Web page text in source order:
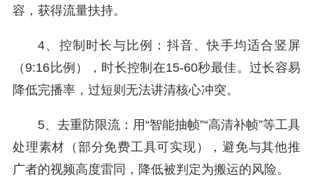
容，获得流量扶持。
4、控制时长与比例：抖音、快手均适合竖屏
（9:16比例），时长控制在15-60秒最佳。过长容易
降低完播率，过短则无法讲清核心冲突。
5、去重防限流：用“智能抽帧”“高清补帧”等工具
处理素材（部分免费工具可实现），避免与其他推
广者的视频高度雷同，降低被判定为搬运的风险。